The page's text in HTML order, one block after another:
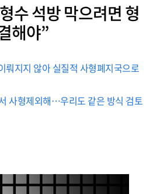
수 석방 막으려면 형
해야”
지지 않아 실질적 사형폐지국으로
사형제외해…우리도 같은 방식 검토